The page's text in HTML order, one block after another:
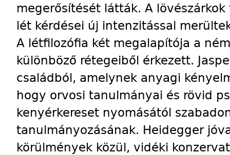
megerősítését látták. A
lét kérdései új intenzitással
A létfilozófia két megalapítója a
különböző rétegeiből érkezett.
családból, amelynek anyagi
hogy orvosi tanulmányai és rövid
kenyérkereset nyomásától
tanulmányozásának. Heidegger
körülmények közül, vidéki